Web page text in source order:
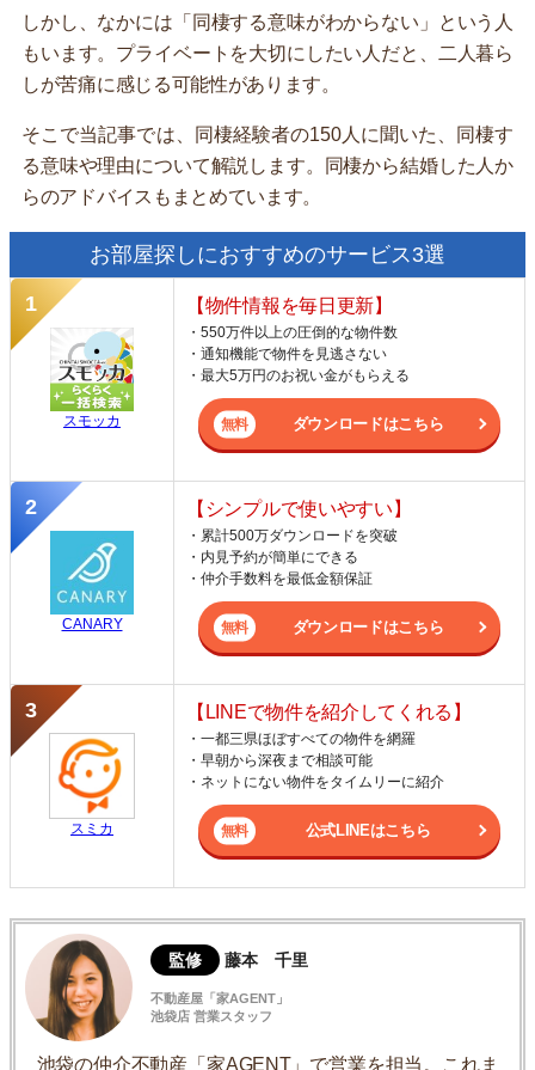
しかし、なかには「同棲する意味がわからない」という人
もいます。プライベートを大切にしたい人だと、二人暮ら
しが苦痛に感じる可能性があります。
そこで当記事では、同棲経験者の150人に聞いた、同棲す
る意味や理由について解説します。同棲から結婚した人か
らのアドバイスもまとめています。
お部屋探しにおすすめのサービス3選
スモッカ
【物件情報を毎日更新】
・550万件以上の圧倒的な物件数
・通知機能で物件を見逃さない
・最大5万円のお祝い金がもらえる
ダウンロードはこちら
CANARY
【シンプルで使いやすい】
・累計500万ダウンロードを突破
・内見予約が簡単にできる
・仲介手数料を最低金額保証
ダウンロードはこちら
スミカ
【LINEで物件を紹介してくれる】
・一都三県ほぼすべての物件を網羅
・早朝から深夜まで相談可能
・ネットにない物件をタイムリーに紹介
公式LINEはこちら
監修 藤本 千里
不動産屋「家AGENT」
池袋店 営業スタッフ
池袋の仲介不動産「家AGENT」で営業を担当。これま